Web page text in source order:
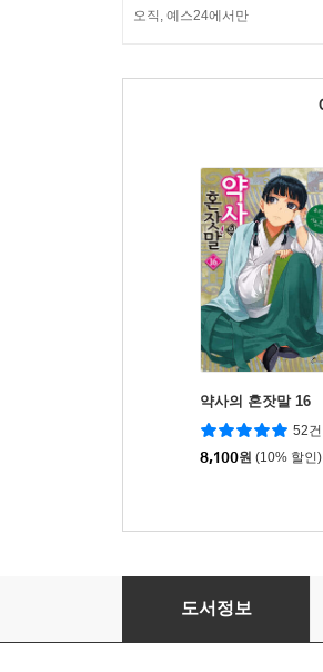
오직, 예스24에서만
약사의 혼잣말 16
52건
8,100원 (10% 할인)
약사의 혼잣말 6
도서정보